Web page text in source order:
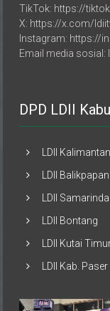
X: https://x.com/
Instagram: https://
Email media
LDII Samarinda
LDII Kutai Timur